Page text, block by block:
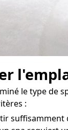
le type de
:
suffisamment